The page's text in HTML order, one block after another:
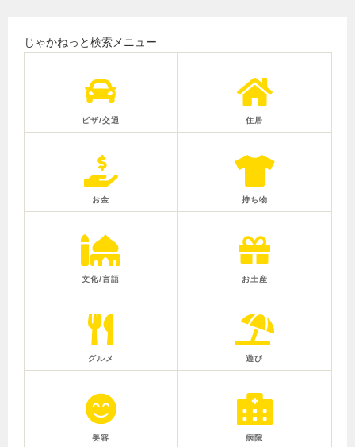
じゃかねっと検索メニュー
ビザ/交通 住居
お金 持ち物
文化/言語 お土産
グルメ 遊び
美容 病院